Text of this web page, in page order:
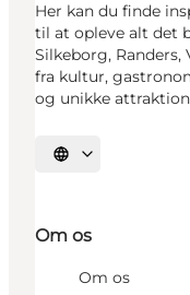
Her kan du finde
til at opleve alt det
Silkeborg,
fra kultur,
og unikke
Vælg sprog
Om os
Om os